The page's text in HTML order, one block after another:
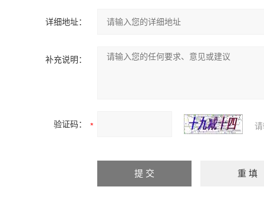
详细地址：
补充说明：
验证码：